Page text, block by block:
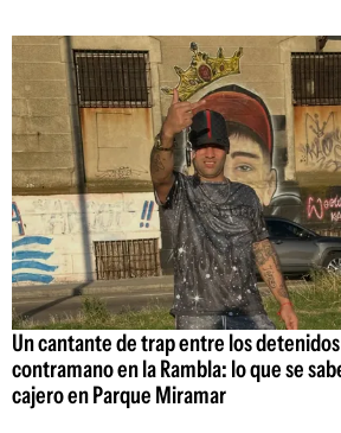
Un cantante de trap entre los
contramano en la Rambla: lo que se
cajero en Parque Miramar